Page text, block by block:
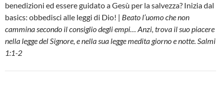
benedizioni ed essere guidato a Gesù per la salvezza? Inizia dal
basics: obbedisci alle leggi di Dio! | Beato l’uomo che non
cammina secondo il consiglio degli empi… Anzi, trova il suo piacere
nella legge del Signore, e nella sua legge medita giorno e notte. Salmi
1:1-2